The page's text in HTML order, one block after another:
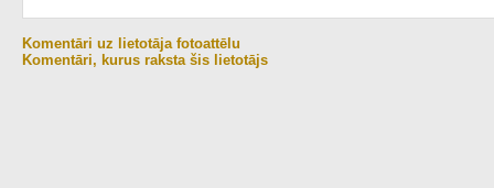
Komentāri uz lietotāja fotoattēlu
Komentāri, kurus raksta šis lietotājs